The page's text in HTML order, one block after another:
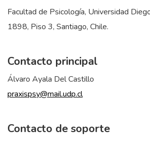
Facultad de Psicología, Universidad
1898, Piso 3, Santiago, Chile.
Contacto principal
Álvaro Ayala Del Castillo
praxispsy@mail.udp.cl
Contacto de soporte